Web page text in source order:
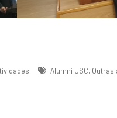
Alumni USC, Outras